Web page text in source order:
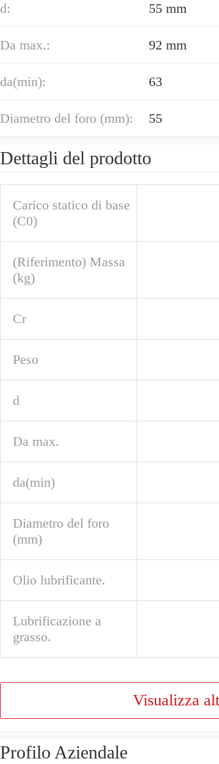
d: 55 mm
Da max.: 92 mm
da(min): 63
Diametro del foro (mm): 55
Dettagli del prodotto
Carico statico di base
(C0)
(Riferimento) Massa
(kg)
Cr
Peso
d
Da max.
da(min)
Diametro del foro
(mm)
Olio lubrificante.
Lubrificazione a
grasso.
Visualizza
Profilo Aziendale